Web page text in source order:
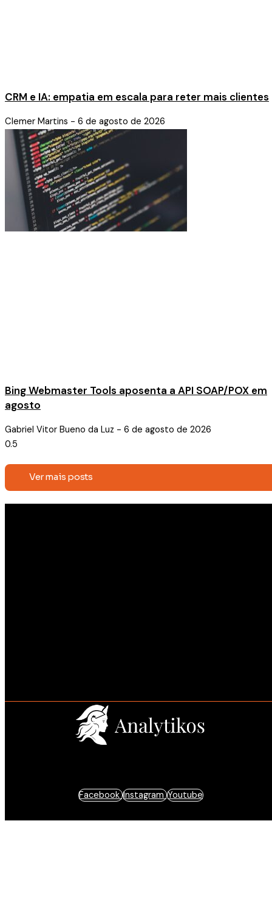
CRM e IA: empatia em escala para reter mais clientes
Clemer Martins 6 de agosto de 2026
Bing Webmaster Tools aposenta a API SOAP/POX em
agosto
Gabriel Vitor Bueno da Luz 6 de agosto de 2026
Ver mais posts
Facebook Instagram Youtube